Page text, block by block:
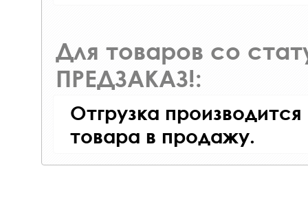
Для товаров со
ПРЕДЗАКАЗ!:
Отгрузка
товара в продажу.